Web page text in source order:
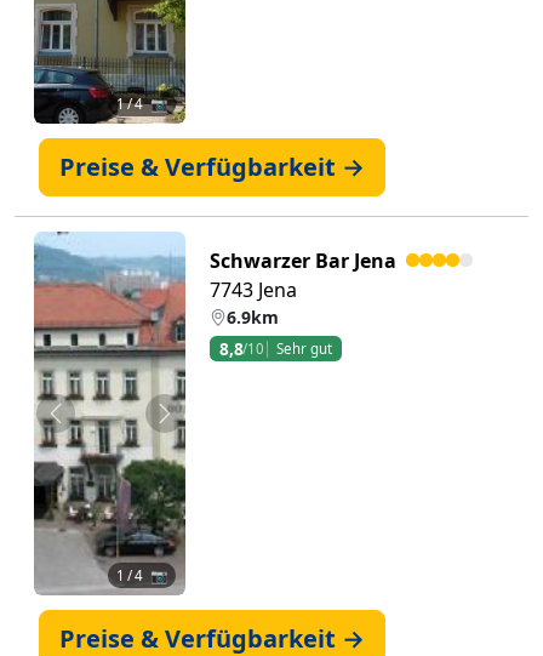
1/ 4 📷
Preise & Verfügbarkeit →
Zurück Weiter
1 / 4 📷
Schwarzer Bar Jena
7743 Jena
6.9km
8,8/10 Sehr gut
Preise & Verfügbarkeit →